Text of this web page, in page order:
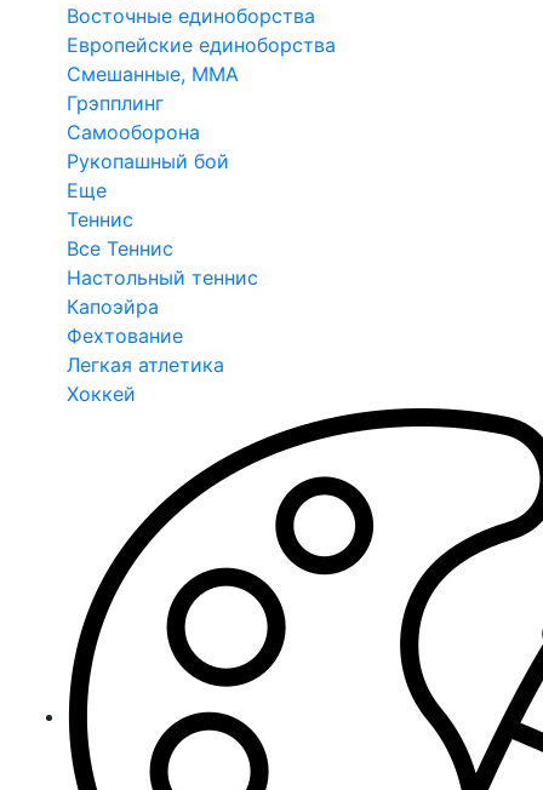
Восточные единоборства
Европейские единоборства
Смешанные, ММА
Грэпплинг
Самооборона
Рукопашный бой
Еще
Теннис
Все Теннис
Настольный теннис
Капоэйра
Фехтование
Легкая атлетика
Хоккей